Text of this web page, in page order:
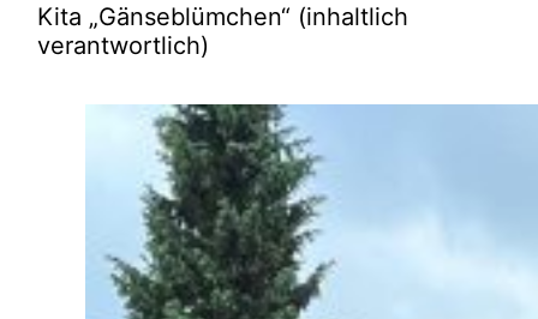
Kita „Gänseblümchen“ (inhaltlich
verantwortlich)